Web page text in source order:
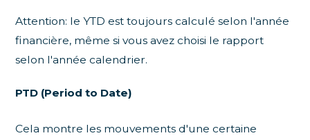
Attention: le YTD est toujours calculé selon l'année
financière, même si vous avez choisi le rapport
selon l'année calendrier.
PTD (Period to Date)
Cela montre les mouvements d'une certaine